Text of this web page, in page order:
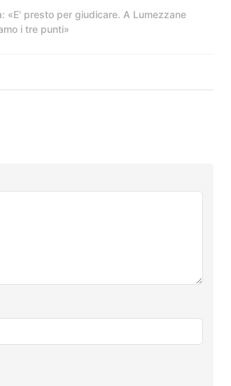
«E' presto per giudicare. A Lumezzane
i tre punti»